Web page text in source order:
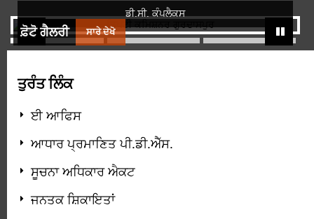
ਫ਼ੋਟੋ ਗੈਲਰੀ ਸਾਰੇ ਦੇਖੋ
ਡੀ.ਸੀ. ਕੰਪਲੈਕਸ
ਤੁਰੰਤ ਲਿੰਕ
ਈ ਆਫਿਸ
ਆਧਾਰ ਪ੍ਰਮਾਣਿਤ ਪੀ.ਡੀ.ਐੱਸ.
ਸੂਚਨਾ ਅਧਿਕਾਰ ਐਕਟ
ਜਨਤਕ ਸ਼ਿਕਾਇਤਾਂ